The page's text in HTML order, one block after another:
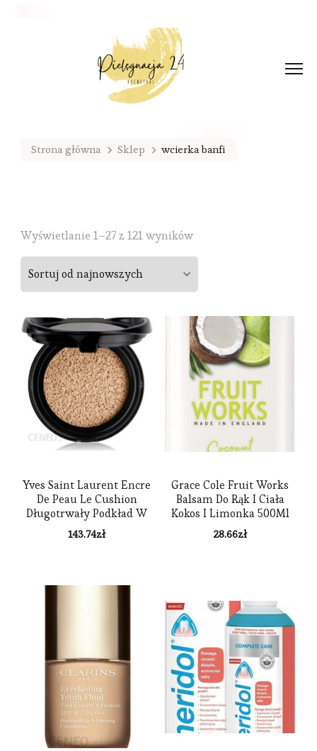
Strona główna Sklep wcierka banfi
Wyświetlanie 1–27 z 121 wynikówSorted
by
Yves Saint Laurent Encre
De Peau Le Cushion
Długotrwały Podkład W
Gąbce Spf 23 Napełnienie
Odcień B10 14 g
143.74zł
Grace Cole Fruit Works
Balsam Do Rąk I Ciała
Kokos I Limonka 500Ml
28.66zł